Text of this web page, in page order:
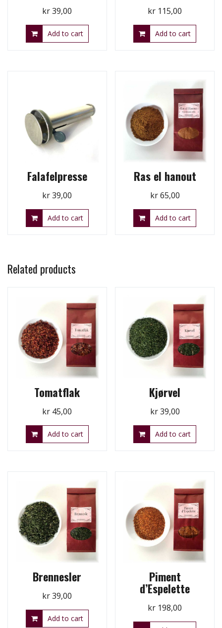
kr39,00
Add to cart
kr 115,00
Add to cart
Falafelpresse
kr39,00
Add to cart
Ras el hanout
kr65,00
Add to cart
Related products
Tomatflak
kr 45,00
Add to cart
Kjørvel
kr39,00
Add to cart
Brennesler
kr39,00
Add to cart
Piment
d’Espelette
kr 198,00